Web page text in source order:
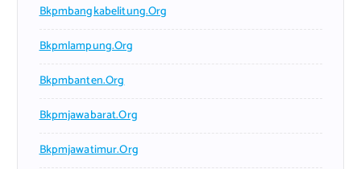
Bkpmbangkabelitung.org
Bkpmlampung.org
Bkpmbanten.org
Bkpmjawabarat.org
Bkpmjawatimur.org